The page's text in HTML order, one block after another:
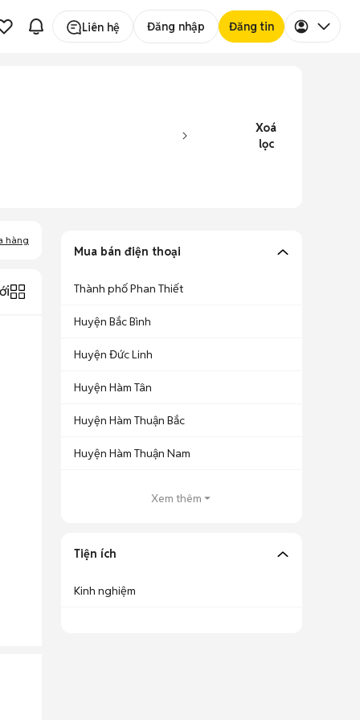
Liên hệ Đăng nhập Đăng tin
Xoá
lọc
hàng
Mua bán điện thoại
Thành phố Phan Thiết
Huyện Bắc Bình
Huyện Đức Linh
Huyện Hàm Tân
Huyện Hàm Thuận Bắc
Huyện Hàm Thuận Nam
Xem thêm
Tiện ích
Kinh nghiệm